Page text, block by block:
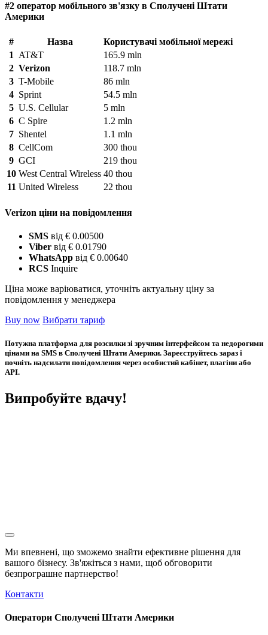
#2 оператор мобільного зв'язку в Сполучені Штати
Америки
# Назва
Користувачі мобільної мережі
1
AT&T
165.9 mln
2 Verizon
118.7 mln
3 T-Mobile
86 mln
4 Sprint
54.5 mln
5 U.S. Cellular
5 mln
6 C Spire
1.2 mln
7 Shentel
1.1 mln
8 CellCom
300 thou
9 GCI
219 thou
10 West Central Wireless 40 thou
11 United Wireless 22 thou
Verizon ціни на повідомлення
SMS від € 0.00500
Viber від € 0.01790
WhatsApp від € 0.00640
RCS Inquire
Ціна може варіюватися, уточніть актуальну ціну за
повідомлення у менеджера
Buy now Вибрати тариф
Потужна платформа для розсилки зі зручним інтерфейсом та недорогими
цінами на SMS в Сполучені Штати Америки. Зареєструйтесь зараз і
почніть надсилати повідомлення через особистий кабінет, плагіни або
API.
Випробуйте вдачу!
Ми впевнені, що зможемо знайти ефективне рішення для
вашого бізнесу. Зв'яжіться з нами, щоб обговорити
безпрограшне партнерство!
Контакти
Оператори Сполучені Штати Америки